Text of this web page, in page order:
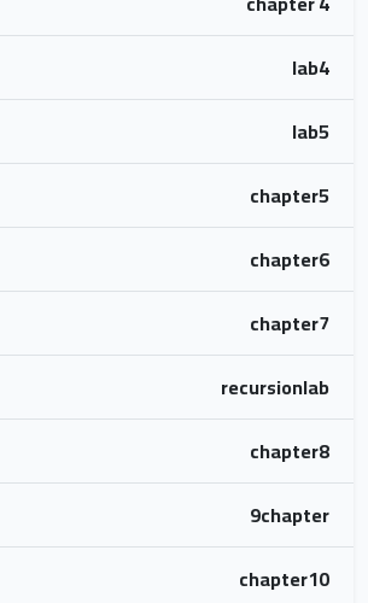
lab4
lab5
chapter5
chapter6
chapter7
recursionlab
chapter8
9chapter
chapter10